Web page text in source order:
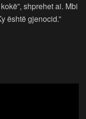
shprehet ai. Mbi
është gjenocid.”